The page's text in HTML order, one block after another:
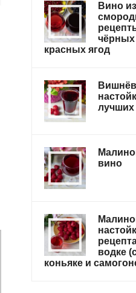
Вино из
чёрных
красных ягод
лучших
вино
водке
коньяке и